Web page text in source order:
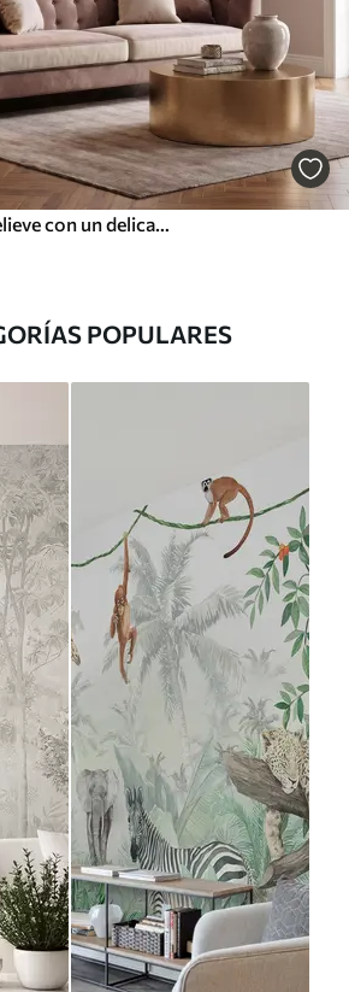
Hojas tropicales en relieve con un delicado diseño en tonos beige cálidos
POPULARES